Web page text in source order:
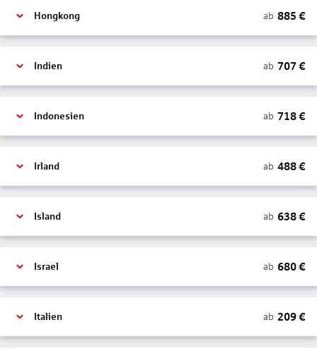
Hongkong ab 885 €
Indien ab 707 €
Indonesien ab 718€
Irland ab 488€
Island ab 638€
Israel ab 680€
Italien ab 209€